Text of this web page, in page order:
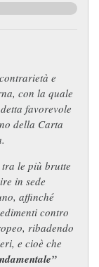
e
con la quale
favorevole
della Carta
le più brutte
in sede
affinché
contro
ribadendo
e cioè che